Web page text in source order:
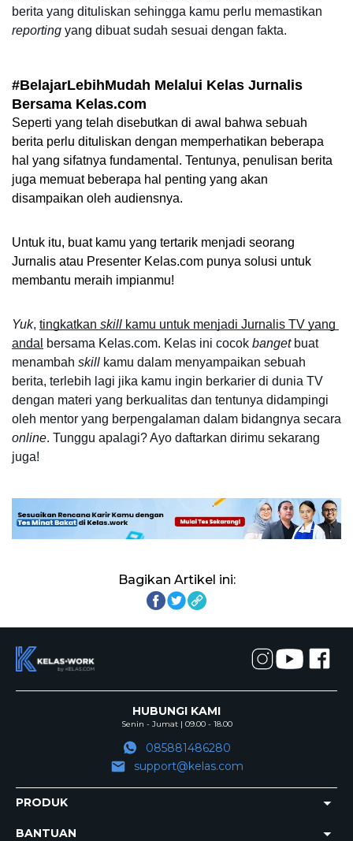
reporting yang dibuat sudah sesuai dengan fakta.
#BelajarLebihMudah Melalui Kelas Jurnalis
Bersama Kelas.com
Seperti yang telah disebutkan di awal bahwa sebuah
berita perlu dituliskan dengan memperhatikan beberapa
hal yang sifatnya fundamental. Tentunya, penulisan berita
juga memuat beberapa hal penting yang akan
disampaikan oleh audiensnya.
Untuk itu, buat kamu yang tertarik menjadi seorang
Jurnalis atau Presenter Kelas.com punya solusi untuk
membantu meraih impianmu!
Yuk, tingkatkan skill kamu untuk menjadi Jurnalis TV yang
andal
bersama Kelas.com. Kelas ini cocok banget buat
menambah skill kamu dalam menyampaikan sebuah
berita, terlebih lagi jika kamu ingin berkarier di dunia TV
dengan materi yang berkualitas dan tentunya didampingi
online. Tunggu apalagi? Ayo daftarkan dirimu sekarang
juga!
Bagikan Artikel ini:
HUBUNGI KAMI
Senin - Jumat | 09.00 - 18.00
085881486280
support@kelas.com
PRODUK
BANTUAN